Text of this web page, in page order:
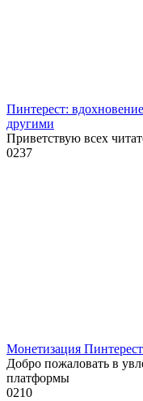
Пинтерест:
другими
Приветствую всех
0237
Монетизация
Добро пожаловать в
платформы
0210